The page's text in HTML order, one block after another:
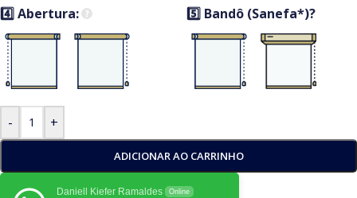
4️⃣ Abertura: 5️⃣ Bandô (Sanefa*)?
- +
ADICIONAR AO CARRINHO
Daniell Kiefer Ramaldes Online